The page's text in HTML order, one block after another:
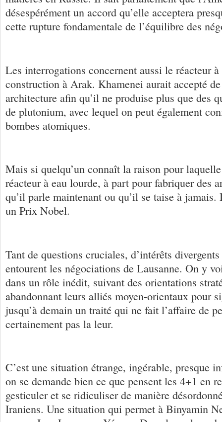
désespérément un accord qu’elle acceptera
cette rupture fondamentale de l’équilibre des
Les interrogations concernent aussi le réacteur
construction à Arak. Khamenei aurait accepté
architecture afin qu’il ne produise plus que des
de plutonium, avec lequel on peut également
bombes atomiques.
Mais si quelqu’un connaît la raison pour
réacteur à eau lourde, à part pour fabriquer des
qu’il parle maintenant ou qu’il se taise à
un Prix Nobel.
Tant de questions cruciales, d’intérêts
entourent les négociations de Lausanne. On y
dans un rôle inédit, suivant des orientations
abandonnant leurs alliés moyen-orientaux pour
jusqu’à demain un traité qui ne fait l’affaire de
certainement pas la leur.
C’est une situation étrange, ingérable, presque
on se demande bien ce que pensent les 4+1 en
gesticuler et se ridiculiser de manière
Iraniens. Une situation qui permet à Binyamin